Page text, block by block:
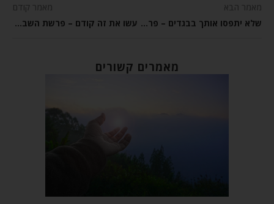
מאמר הבא
שלא יתפסו אותך בבגדים – פרשת השבוע וישב
מאמר קודם
עשו את זה קודם – פרשת השבוע וישב
מאמרים קשורים